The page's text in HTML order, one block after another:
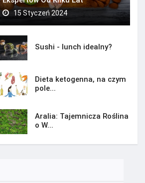
15 Styczeń 2024
Sushi - lunch idealny?
Dieta ketogenna, na czym
pole...
Aralia: Tajemnicza Roślina
o W...